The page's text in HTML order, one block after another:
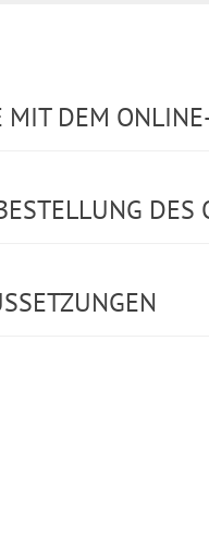
MIT DEM
DES